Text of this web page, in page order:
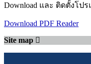
Download และ ติดตั้งโป
Download PDF Reader
Site map